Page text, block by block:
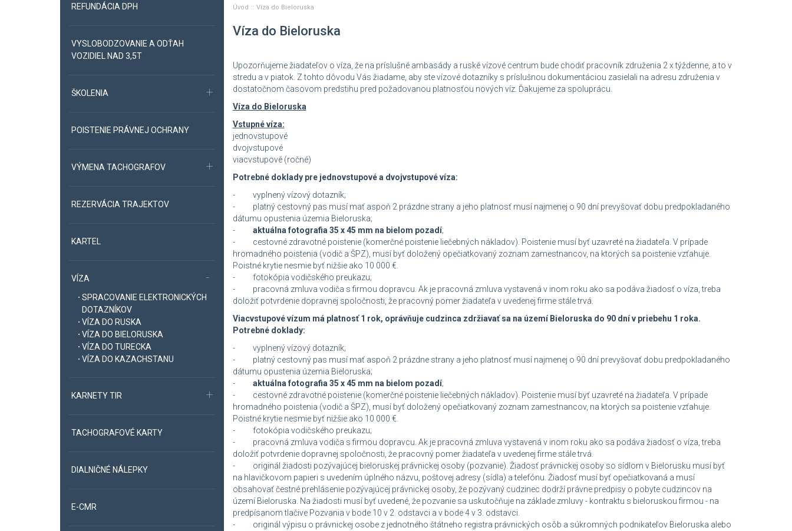
REFUNDÁCIA DPH
VYSLOBODZOVANIE A ODŤAH
VOZIDIEL NAD 3,5T
ŠKOLENIA
POISTENIE PRÁVNEJ OCHRANY
VÝMENA TACHOGRAFOV
REZERVÁCIA TRAJEKTOV
KARTEL
VÍZA
SPRACOVANIE ELEKTRONICKÝCH
DOTAZNÍKOV
VÍZA DO RUSKA
VÍZA DO BIELORUSKA
VÍZA DO TURECKA
VÍZA DO KAZACHSTANU
KARNETY TIR
TACHOGRAFOVÉ KARTY
DIALNIČNÉ NÁLEPKY
E-CMR
Úvod Víza do Bieloruska
Víza do Bieloruska
Upozorňujeme žiadateľov o víza, že na príslušné ambasády a ruské vízové centrum bude chodiť pracovník združenia 2 x týždenne, a to v
stredu a v piatok. Z tohto dôvodu Vás žiadame, aby ste vízové dotazníky s príslušnou dokumentáciou zasielali na adresu združenia v
dostatočnom časovom predstihu pred požadovanou platnosťou nových víz. Ďakujeme za spoluprácu.
Víza do Bieloruska
Vstupné víza:
jednovstupové
dvojvstupové
viacvstupové (ročné)
Potrebné doklady pre jednovstupové a dvojvstupové víza:
- vyplnený vízový dotazník;
- platný cestovný pas musí mať aspoň 2 prázdne strany a jeho platnosť musí najmenej o 90 dní prevyšovať dobu predpokladaného
dátumu opustenia územia Bieloruska;
- aktuálna fotografia 35 x 45 mm na bielom pozadí;
- cestovné zdravotné poistenie (komerčné poistenie liečebných nákladov). Poistenie musí byť uzavreté na žiadateľa. V prípade
hromadného poistenia (vodič a ŠPZ), musí byť doložený opečiatkovaný zoznam zamestnancov, na ktorých sa poistenie vzťahuje.
Poistné krytie nesmie byť nižšie ako 10 000 €.
- fotokópia vodičského preukazu;
- pracovná zmluva vodiča s firmou dopravcu. Ak je pracovná zmluva vystavená v inom roku ako sa podáva žiadosť o víza, treba
doložiť potvrdenie dopravnej spoločnosti, že pracovný pomer žiadateľa v uvedenej firme stále trvá.
Viacvstupové vízum má platnosť 1 rok, oprávňuje cudzinca zdržiavať sa na území Bieloruska do 90 dní v priebehu 1 roka.
Potrebné doklady:
- vyplnený vízový dotazník;
- platný cestovný pas musí mať aspoň 2 prázdne strany a jeho platnosť musí najmenej o 90 dní prevyšovať dobu predpokladaného
dátumu opustenia územia Bieloruska;
- aktuálna fotografia 35 x 45 mm na bielom pozadí;
- cestovné zdravotné poistenie (komerčné poistenie liečebných nákladov). Poistenie musí byť uzavreté na žiadateľa. V prípade
hromadného poistenia (vodič a ŠPZ), musí byť doložený opečiatkovaný zoznam zamestnancov, na ktorých sa poistenie vzťahuje.
Poistné krytie nesmie byť nižšie ako 10 000 €.
- fotokópia vodičského preukazu;
- pracovná zmluva vodiča s firmou dopravcu. Ak je pracovná zmluva vystavená v inom roku ako sa podáva žiadosť o víza, treba
doložiť potvrdenie dopravnej spoločnosti, že pracovný pomer žiadateľa v uvedenej firme stále trvá.
- originál žiadosti pozývajúcej bieloruskej právnickej osoby (pozvanie). Žiadosť právnickej osoby so sídlom v Bielorusku musí byť
na hlavičkovom papieri s uvedením úplného názvu, poštovej adresy (sídla) a telefónu. Žiadosť musí byť opečiatkovaná a musí
obsahovať čestné prehlásenie pozývajúcej právnickej osoby, že pozývaný cudzinec dodrží právne predpisy o pobyte cudzincov na
území Bieloruska. Na žiadosti musí byť uvedené, že pozvanie sa uskutočňuje na základe zmluvy - kontraktu s bieloruskou firmou - na
predpísanom tlačive Pozvania v bode 10 v 2. odstavci a v bode 4 v 3. odstavci.
- originál výpisu o právnickej osobe z jednotného štátneho registra právnických osôb a súkromných podnikateľov Bieloruska alebo